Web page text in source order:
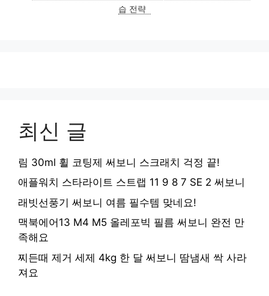
습 전략
최신 글
림 30ml 휠 코팅제 써보니 스크래치 걱정 끝!
애플워치 스타라이트 스트랩 11 9 8 7 SE 2 써보니
래빗선풍기 써보니 여름 필수템 맞네요!
맥북에어13 M4 M5 올레포빅 필름 써보니 완전 만
족해요
찌든때 제거 세제 4kg 한 달 써보니 땀냄새 싹 사라
져요